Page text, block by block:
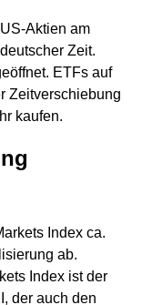
Aktien am
Zeit.
ETFs auf
Zeitverschiebung
kaufen.
Index ca.
ab.
Index ist der
der auch den